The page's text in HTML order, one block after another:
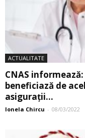
ACTUALITATE
CNAS
beneficiază de
asiguraţii...
Ionela Chircu - 08/03/2022